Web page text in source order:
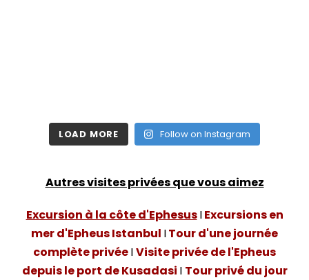
LOAD MORE Follow on Instagram
Autres visites privées que vous aimez
Excursion à la côte d'EphesusIExcursions en
mer d'Epheus Istanbul ITour d'une journée
complète privéeIVisite privée de l'Epheus
depuis le port de Kusadasi I Tour privé du jour